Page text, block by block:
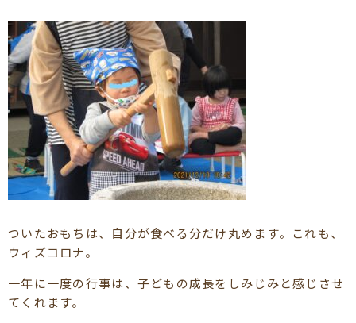
ついたおもちは、自分が食べる分だけ丸めます。これも、
ウィズコロナ。
一年に一度の行事は、子どもの成長をしみじみと感じさせ
てくれます。